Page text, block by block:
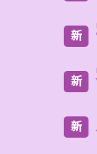
新
新
新